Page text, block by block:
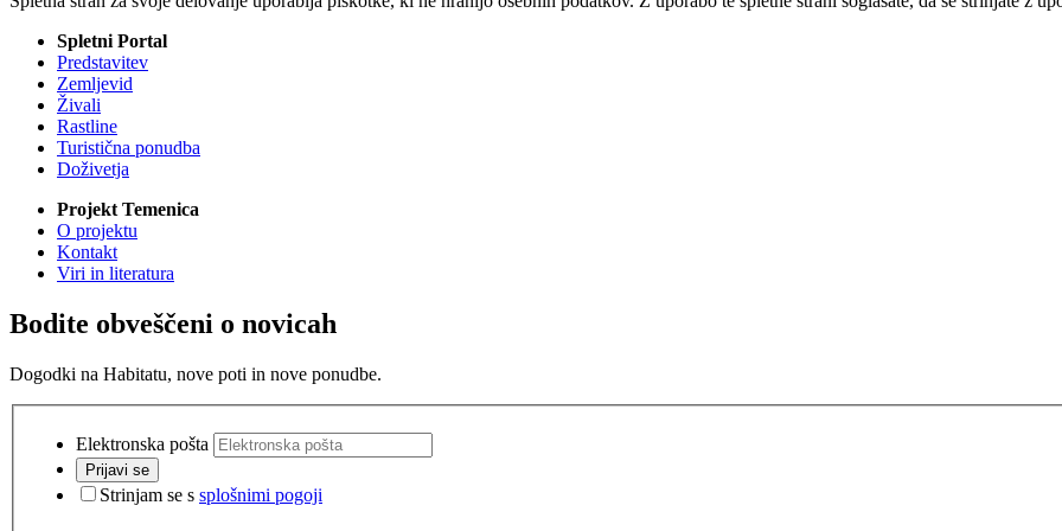
Spletni Portal
Predstavitev
Zemljevid
Živali
Rastline
Turistična ponudba
Doživetja
Projekt Temenica
O projektu
Kontakt
Viri in literatura
Bodite obveščeni o novicah
Dogodki na Habitatu, nove poti in nove ponudbe.
Elektronska pošta
Prijavi se
Strinjam se s splošnimi pogoji